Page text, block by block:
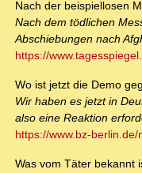
Nach der beispiellosen
Nach dem tödlichen
Abschiebungen nach
https://
Wo ist jetzt die Demo
Wir haben es jetzt in
also eine Reaktion
https://www.bz-
Was vom Täter bekannt